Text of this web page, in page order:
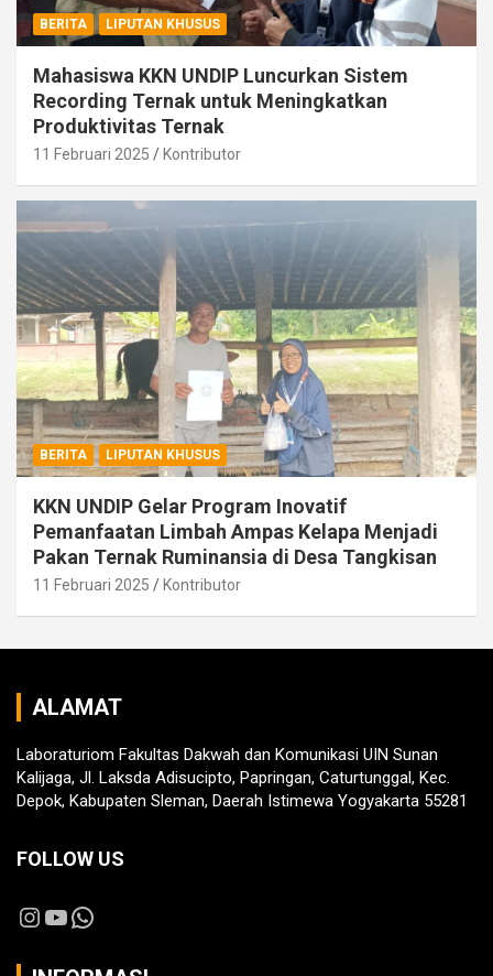
BERITA LIPUTAN KHUSUS
Mahasiswa KKN UNDIP Luncurkan Sistem
Recording Ternak untuk Meningkatkan
Produktivitas Ternak
11 Februari 2025 Kontributor
BERITA LIPUTAN KHUSUS
KKN UNDIP Gelar Program Inovatif
Pemanfaatan Limbah Ampas Kelapa Menjadi
Pakan Ternak Ruminansia di Desa Tangkisan
11 Februari 2025 Kontributor
ALAMAT
Laboraturiom Fakultas Dakwah dan Komunikasi UIN Sunan
Kalijaga, Jl. Laksda Adisucipto, Papringan, Caturtunggal, Kec.
Depok, Kabupaten Sleman, Daerah Istimewa Yogyakarta 55281
FOLLOW US
Instagram
YouTube
WhatsApp